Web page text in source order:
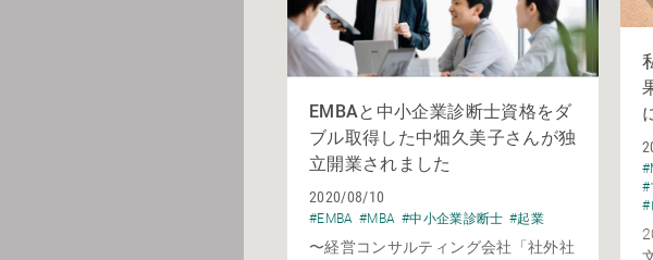
#
#
EMBAと中小企業診断士資格をダ
ブル取得した中畑久美子さんが独
立開業されました
2020/08/10
#EMBA #MBA #中小企業診断士 #起業
〜経営コンサルティング会社「社外社